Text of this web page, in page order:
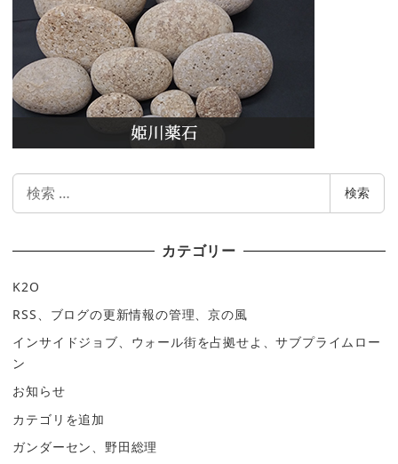
検索
カテゴリー
K2O
RSS、ブログの更新情報の管理、京の風
インサイドジョブ、ウォール街を占拠せよ、サブプライムロー
ン
お知らせ
カテゴリを追加
ガンダーセン、野田総理